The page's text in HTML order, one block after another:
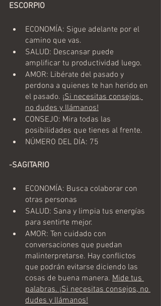
ESCORPIO
ECONOMÍA: Sigue adelante por el
camino que vas.
SALUD: Descansar puede
amplificar tu productividad luego.
AMOR: Libérate del pasado y
perdona a quienes te han herido en
el pasado. ¡Si necesitas consejos,
no dudes y llámanos!
CONSEJO: Mira todas las
posibilidades que tienes al frente.
NÚMERO DEL DÍA: 75
-SAGITARIO
ECONOMÍA: Busca colaborar con
otras personas
SALUD: Sana y limpia tus energías
para sentirte mejor.
AMOR: Ten cuidado con
conversaciones que puedan
malinterpretarse. Hay conflictos
que podrán evitarse diciendo las
cosas de buena manera. Mide tus
palabras. ¡Si necesitas consejos, no
dudes y llámanos!